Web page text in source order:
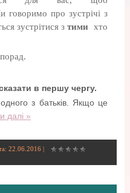
говоримо про зустрічі з
зустрітися зтими
хто
в першу чергу.
з батьків. Якщо це
далі »
22.06.2016|